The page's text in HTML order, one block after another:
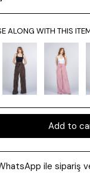
ALONG WITH THIS
ile sipariş